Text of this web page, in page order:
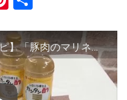
er
e
st
えび☆ステ【シェフズレシピ】「豚肉のマリネサラダ」 by 桜庭みさお